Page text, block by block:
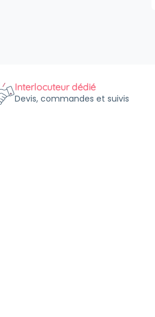
Interlocuteur dédié
Devis, commandes et suivis